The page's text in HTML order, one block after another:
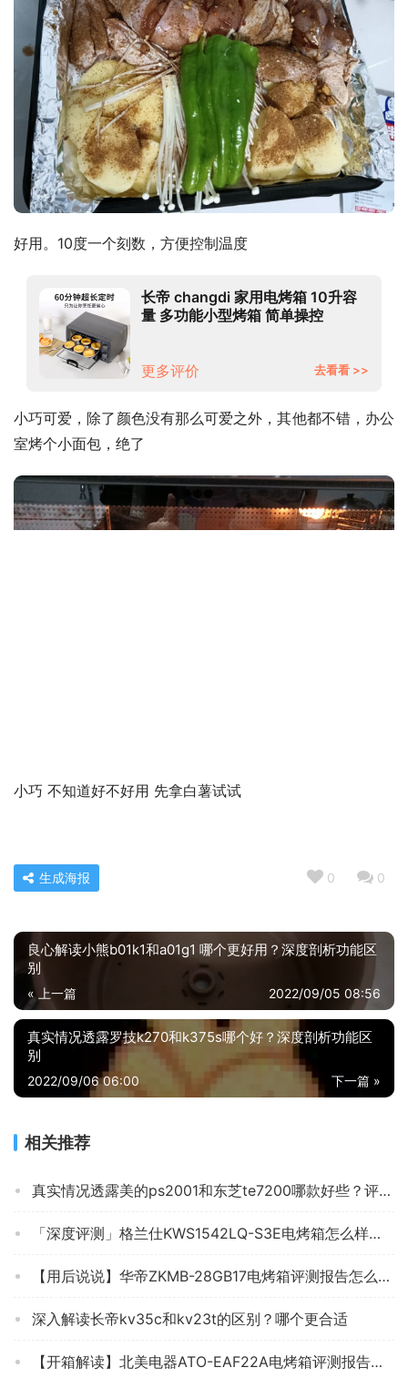
好用。10度一个刻数，方便控制温度
长帝 changdi 家用电烤箱 10升容
量 多功能小型烤箱 简单操控
更多评价 去看看 >>
小巧可爱，除了颜色没有那么可爱之外，其他都不错，办公
室烤个小面包，绝了
小巧 不知道好不好用 先拿白薯试试
0 0
生成海报
良心解读小熊b01k1和a01g1 哪个更好用？深度剖析功能区
别
« 上一篇 2022/09/05 08:56
真实情况透露罗技k270和k375s哪个好？深度剖析功能区
别
下一篇 »
2022/09/06 06:00
相关推荐
真实情况透露美的ps2001和东芝te7200哪款好些？评测解读该怎么选
「深度评测」格兰仕KWS1542LQ-S3E电烤箱怎么样？性能评价不好吗？
【用后说说】华帝ZKMB-28GB17电烤箱评测报告怎么样？质量不靠谱？
深入解读长帝kv35c和kv23t的区别？哪个更合适
【开箱解读】北美电器ATO-EAF22A电烤箱评测报告怎么样？质量不靠谱？